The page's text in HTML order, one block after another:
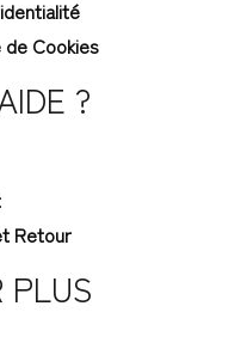
Cookies
?
Retour
PLUS